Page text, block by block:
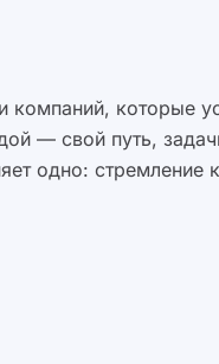
которые
— свой путь,
одно: стремление